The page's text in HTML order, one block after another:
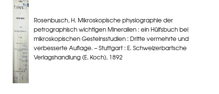
Rosenbusch, H. Mikroskopische physiographie der
petrographisch wichtigen Mineralien : ein Hülfsbuch bei
mikroskopischen Gesteinsstudien : Dritte vermehrte und
verbesserte Auflage. – Stuttgart : E. Schweizerbartsche
Verlagshandlung (E. Koch), 1892